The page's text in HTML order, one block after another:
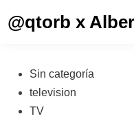
@qtorb x
Publicado
en
Sin categoría
television
TV